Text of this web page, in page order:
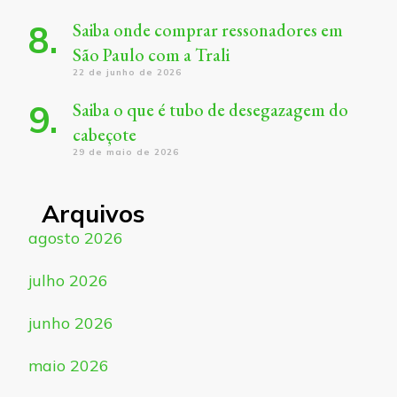
Saiba onde comprar ressonadores em
São Paulo com a Trali
22 de junho de 2026
Saiba o que é tubo de desegazagem do
cabeçote
29 de maio de 2026
Arquivos
agosto 2026
julho 2026
junho 2026
maio 2026